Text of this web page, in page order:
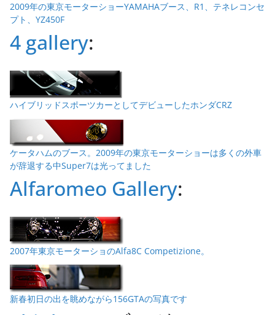
2009年の東京モーターショーYAMAHAブース、R1、テネレコンセ
プト、YZ450F
4 gallery:
ハイブリッドスポーツカーとしてデビューしたホンダCRZ
ケータハムのブース。2009年の東京モーターショーは多くの外車
が辞退する中Super7は光ってました
Alfaromeo Gallery:
2007年東京モーターショのAlfa8C Competizione。
新春初日の出を眺めながら156GTAの写真です